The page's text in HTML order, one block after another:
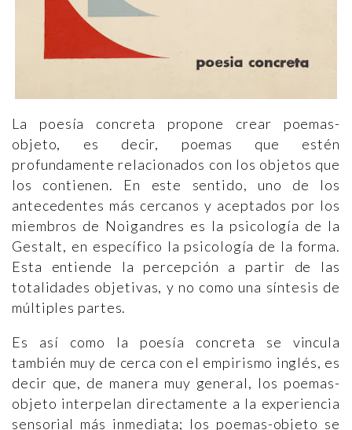
La poesía concreta propone crear poemas-
objeto, es decir, poemas que estén
profundamente relacionados con los objetos que
los contienen. En este sentido, uno de los
antecedentes más cercanos y aceptados por los
miembros de Noigandres es la psicología de la
Gestalt, en específico la psicología de la forma.
Esta entiende la percepción a partir de las
totalidades objetivas, y no como una síntesis de
múltiples partes.
Es así como la poesía concreta se vincula
también muy de cerca con el empirismo inglés, es
decir que, de manera muy general, los poemas-
objeto interpelan directamente a la experiencia
sensorial más inmediata; los poemas-objeto se